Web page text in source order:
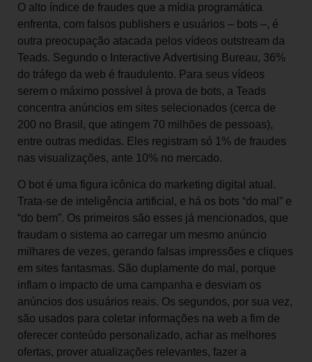
O alto índice de fraudes que a mídia programática
enfrenta, com falsos publishers e usuários – bots –, é
outra preocupação atacada pelos vídeos outstream da
Teads. Segundo o Interactive Advertising Bureau, 36%
do tráfego da web é fraudulento. Para seus vídeos
serem o máximo possível à prova de bots, a Teads
concentra anúncios em sites selecionados (cerca de
200 no Brasil, que atingem 70 milhões de pessoas),
entre outras medidas. Eles registram só 1% de fraudes
nas visualizações, ante 10% no mercado.
O bot é uma figura icônica do marketing digital atual.
Trata-se de inteligência artificial, e há os bots “do mal” e
“do bem”. Os primeiros são esses já mencionados, que
fraudam o sistema ao carregar um mesmo anúncio
milhares de vezes, gerando falsas impressões e cliques
em sites fantasmas. São duplamente do mal, porque
inflam o impacto de uma campanha e desviam os
anúncios dos usuários reais. Os segundos, por sua vez,
são usados para coletar informações na web a fim de
oferecer conteúdo personalizado, achar as melhores
ofertas, prover atualizações relevantes, fazer a